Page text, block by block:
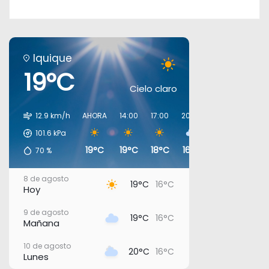
Iquique
19°C Cielo claro
12.9 km/h
101.6 kPa
70 %
AHORA
19°C
14:00
19°C
17:00
18°C
20:00
16°C
8 de agosto
Hoy 19°C 16°C
9 de agosto
Mañana 19°C 16°C
10 de agosto
Lunes 20°C 16°C